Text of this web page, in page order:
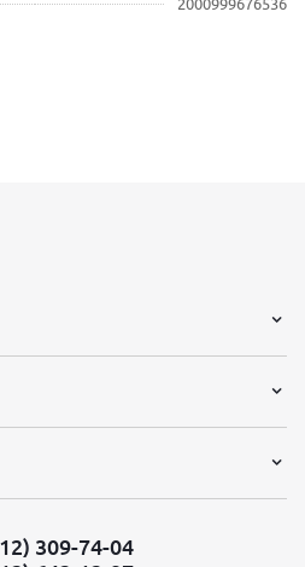
2000999676536
309-74-04